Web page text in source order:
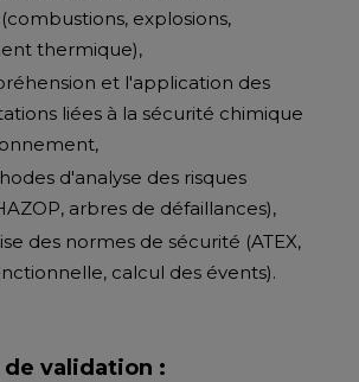
explosions,
thermique),
et l'application des
liées à la sécurité chimique
d'analyse des risques
arbres de défaillances),
des normes de sécurité (ATEX,
calcul des évents).
validation :